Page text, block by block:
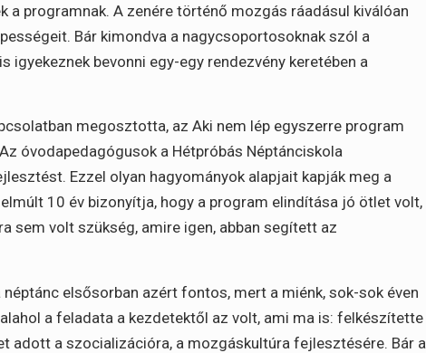
a programnak. A zenére történő mozgás ráadásul kiválóan
Bár kimondva a nagycsoportosoknak szól a
igyekeznek bevonni egy-egy rendezvény keretében a
megosztotta, az Aki nem lép egyszerre program
óvodapedagógusok a Hétpróbás Néptánciskola
Ezzel olyan hagyományok alapjait kapják meg a
10 év bizonyítja, hogy a program elindítása jó ötlet volt,
sem volt szükség, amire igen, abban segített az
elsősorban azért fontos, mert a miénk, sok-sok éven
a feladata a kezdetektől az volt, ami ma is: felkészítette
adott a szocializációra, a mozgáskultúra fejlesztésére. Bár a